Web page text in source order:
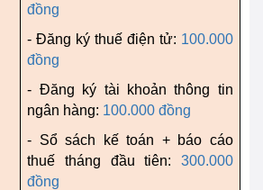
đồng
- Đăng ký thuế điện tử: 100.000
đồng
- Đăng ký tài khoản thông tin
ngân hàng: 100.000 đồng
- Sổ sách kế toán + báo cáo
thuế tháng đầu tiên: 300.000
đồng